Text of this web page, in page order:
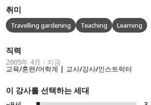
취미
Travelling gardening Teaching Learning
직력
2005年 4月 - 지금
교육/훈련/어학계 | 교사/강사/인스트럭터
이 강사를 선택하는 세대